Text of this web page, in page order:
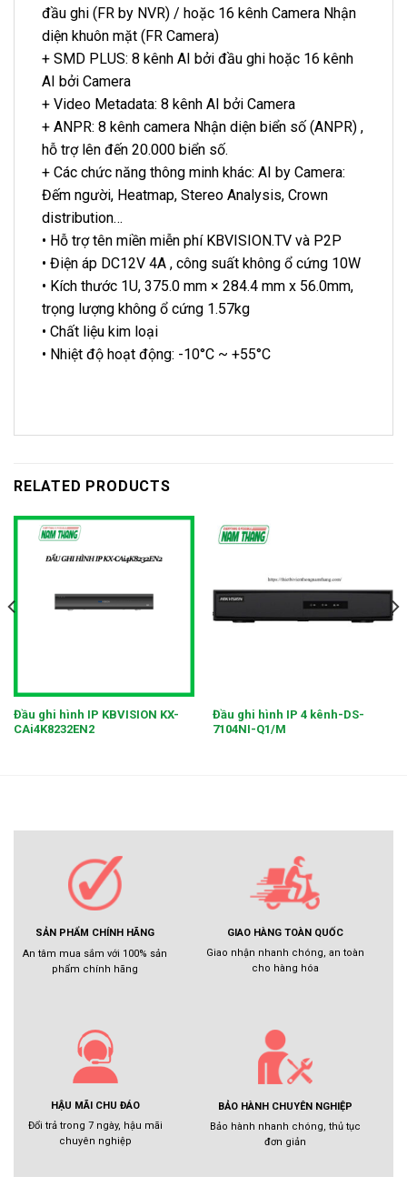
đầu ghi (FR by NVR) / hoặc 16 kênh Camera Nhận
diện khuôn mặt (FR Camera)
+ SMD PLUS: 8 kênh AI bởi đầu ghi hoặc 16 kênh
AI bởi Camera
+ Video Metadata: 8 kênh AI bởi Camera
+ ANPR: 8 kênh camera Nhận diện biển số (ANPR) ,
hỗ trợ lên đến 20.000 biển số.
+ Các chức năng thông minh khác: AI by Camera:
Đếm người, Heatmap, Stereo Analysis, Crown
distribution…
• Hỗ trợ tên miền miễn phí KBVISION.TV và P2P
• Điện áp DC12V 4A , công suất không ổ cứng 10W
• Kích thước 1U, 375.0 mm × 284.4 mm x 56.0mm,
trọng lượng không ổ cứng 1.57kg
• Chất liệu kim loại
• Nhiệt độ hoạt động: -10°C ~ +55°C
RELATED PRODUCTS
Đầu ghi hình IP KBVISION KX-
CAi4K8232EN2
Đầu ghi hình IP 4 kênh-DS-
7104NI-Q1/M
SẢN PHẨM CHÍNH HÃNG
An tâm mua sắm với 100% sản
phẩm chính hãng
GIAO HÀNG TOÀN QUỐC
Giao nhận nhanh chóng, an toàn
cho hàng hóa
HẬU MÃI CHU ĐÁO
Đổi trả trong 7 ngày, hậu mãi
chuyên nghiệp
BẢO HÀNH CHUYÊN NGHIỆP
Bảo hành nhanh chóng, thủ tục
đơn giản